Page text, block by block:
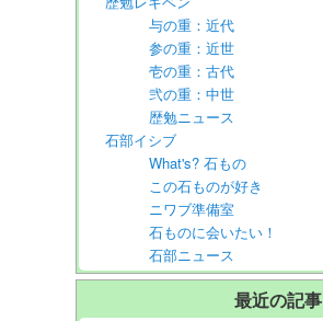
与の重：近代
参の重：近世
壱の重：古代
弐の重：中世
歴勉ニュース
石部イシブ
What's? 石もの
この石ものが好き
ニワブ準備室
石ものに会いたい！
石部ニュース
最近の記事